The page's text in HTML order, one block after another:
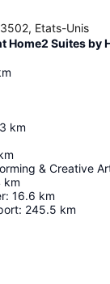
Etats-Unis
Home2 Suites by
km
& Creative
km
: 16.6 km
: 245.5 km